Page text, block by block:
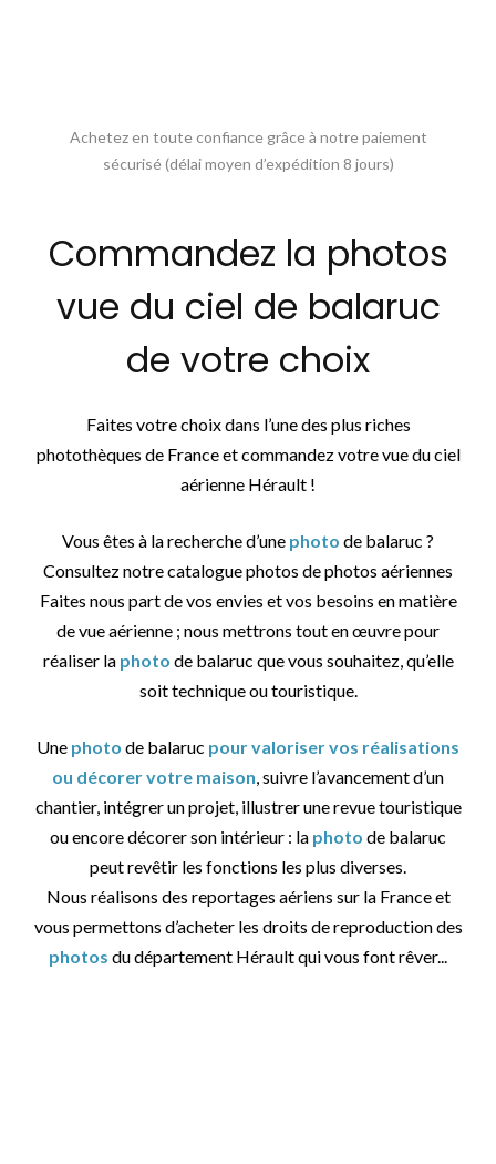
Achetez en toute confiance grâce à notre paiement
sécurisé (délai moyen d’expédition 8 jours)
Commandez la photos
vue du ciel de balaruc
de votre choix
Faites votre choix dans l’une des plus riches
photothèques de France et commandez votre vue du ciel
aérienne Hérault !
Vous êtes à la recherche d’une photo de balaruc ?
Consultez notre catalogue photos de photos aériennes
Faites nous part de vos envies et vos besoins en matière
de vue aérienne ; nous mettrons tout en œuvre pour
réaliser la photo de balaruc que vous souhaitez, qu’elle
soit technique ou touristique.
Une photo de balaruc pour valoriser vos réalisations
ou décorer votre maison, suivre l’avancement d’un
chantier, intégrer un projet, illustrer une revue touristique
ou encore décorer son intérieur : la photo de balaruc
peut revêtir les fonctions les plus diverses.
Nous réalisons des reportages aériens sur la France et
vous permettons d’acheter les droits de reproduction des
photos du département Hérault qui vous font rêver...